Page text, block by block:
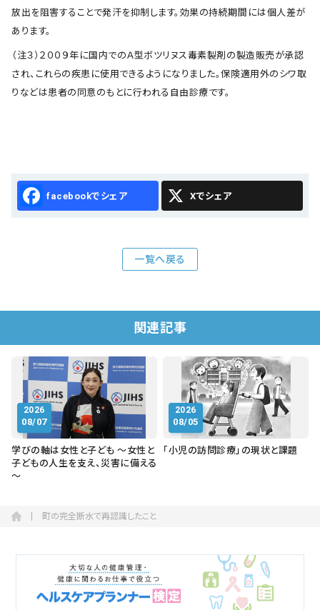
放出を阻害することで発汗を抑制します。効果の持続期間には個人差が
あります。
（注３）２００９年に国内でのＡ型ボツリヌス毒素製剤の製造販売が承認
され、これらの疾患に使用できるようになりました。保険適用外のシワ取
りなどは患者の同意のもとに行われる自由診療です。
Facebook X
一覧へ戻る
関連記事
2026
08/07
学びの軸は女性と子ども ～女性と
子どもの人生を支え、災害に備える
～
2026
08/05
「小児の訪問診療」の現状と課題
町の完全断水で再認識したこと